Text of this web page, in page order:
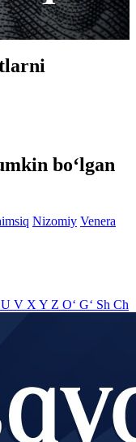
bo‘lgan
Nizomiy Venera
U V X Y Z O‘ G‘ Sh Ch